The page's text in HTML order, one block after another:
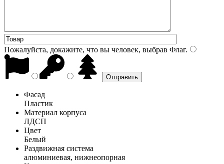
Пожалуйста, докажите, что вы человек, выбрав Флаг.
Фасад
Пластик
Материал корпуса
ЛДСП
Цвет
Белый
Раздвижная система
алюминиевая, нижнеопорная